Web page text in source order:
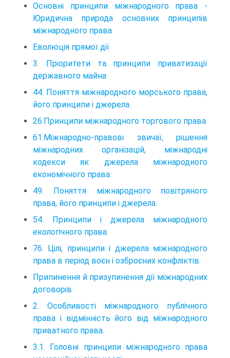
Основні принципи міжнародного права -
Юридична природа основних принципів
міжнародного права
Еволюція прямої дії
3. Пріоритети та принципи приватизації
державного майна
44. Поняття міжнародного морського права,
його принципи і джерела.
26.Принципи міжнародного торгового права.
61.Міжнародно-правові звичаї, рішення
міжнародних організацій, міжнародні
кодекси як джерела міжнародного
економічного права.
49. Поняття міжнародного повітряного
права, його принципи і джерела.
54. Принципи і джерела міжнародного
екологічного права.
76. Цілі, принципи і джерела міжнародного
права в період воєн і озброєних конфліктів.
Припинення й призупинення дії міжнародних
договорів
2. Особливості міжнародного публічного
права і відмінність його від міжнародного
приватного права.
3.1. Головні принципи міжнародного права